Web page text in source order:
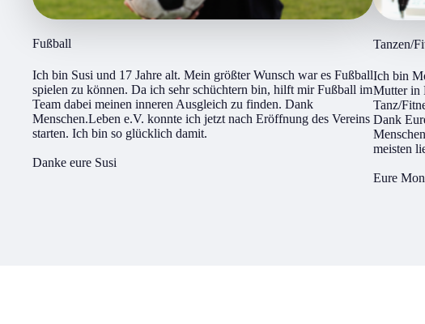
Fußball
Ich bin Susi und 17 Jahre alt. Mein größter Wunsch war es Fußball
spielen zu können. Da ich sehr schüchtern bin, hilft mir Fußball im
Team dabei meinen inneren Ausgleich zu finden. Dank
Menschen.Leben e.V. konnte ich jetzt nach Eröffnung des Vereins
starten. Ich bin so glücklich damit.
Danke eure Susi
Tanzen/
Ich bin
Mutter in
Tanz/
Dank
meisten
Eure